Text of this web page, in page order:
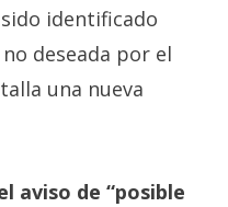
identificado
deseada por el
una nueva
aviso de “posible